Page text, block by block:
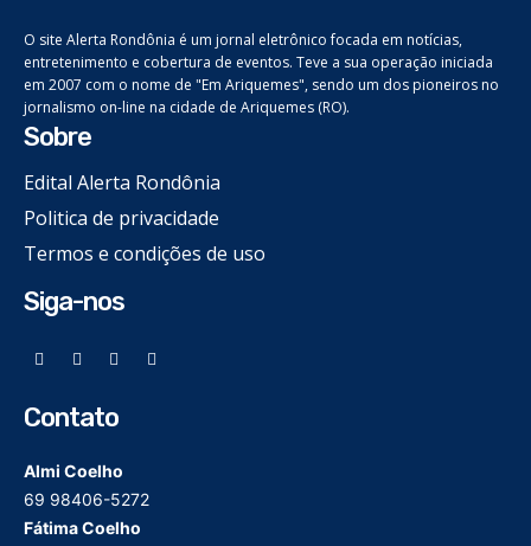
O site Alerta Rondônia é um jornal eletrônico focada em notícias,
entretenimento e cobertura de eventos. Teve a sua operação iniciada
em 2007 com o nome de "Em Ariquemes", sendo um dos pioneiros no
jornalismo on-line na cidade de Ariquemes (RO).
Sobre
Edital Alerta Rondônia
Politica de privacidade
Termos e condições de uso
Siga-nos
Contato
Almi Coelho
69 98406-5272
Fátima Coelho